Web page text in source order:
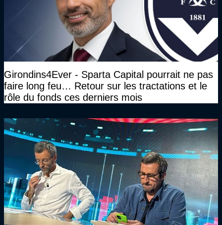
Girondins4Ever - Sparta Capital pourrait ne pas
faire long feu… Retour sur les tractations et le
rôle du fonds ces derniers mois